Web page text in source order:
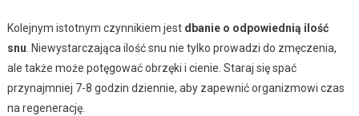
Kolejnym istotnym czynnikiem jest dbanie o odpowiednią ilość
snu . Niewystarczająca ilość snu nie tylko prowadzi do zmęczenia,
ale także może potęgować obrzęki i cienie. Staraj się spać
przynajmniej 7-8 godzin dziennie, aby zapewnić organizmowi czas
na regenerację.